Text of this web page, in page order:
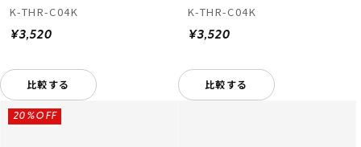
K-THR-C04K
¥3,520
比較する
K-THR-C04K
¥3,520
比較する
20%OFF